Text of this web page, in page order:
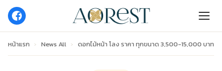
หน้าแรก › News All › ดอกไม้หน้า โลง ราคา ทุกขนาด 3,500-15,000 บาท เ